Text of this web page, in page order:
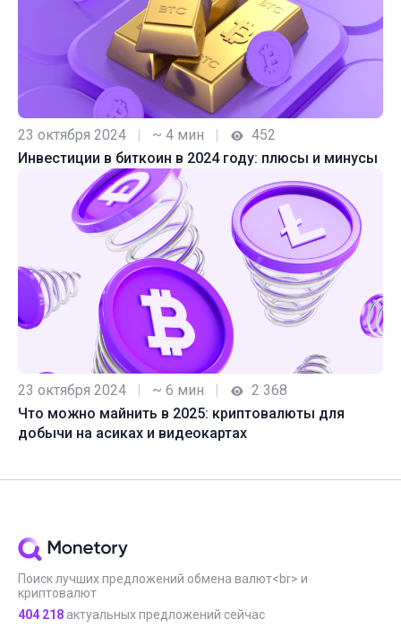
23 октября 2024 | ~ 4 мин |
452
Инвестиции в биткоин в 2024 году: плюсы и минусы
23 октября 2024 ~ 6 мин
2 368
Что можно майнить в 2025: криптовалюты для
добычи на асиках и видеокартах
Поиск лучших предложений обмена валют<br> и
криптовалют
404 218 актуальных предложений сейчас